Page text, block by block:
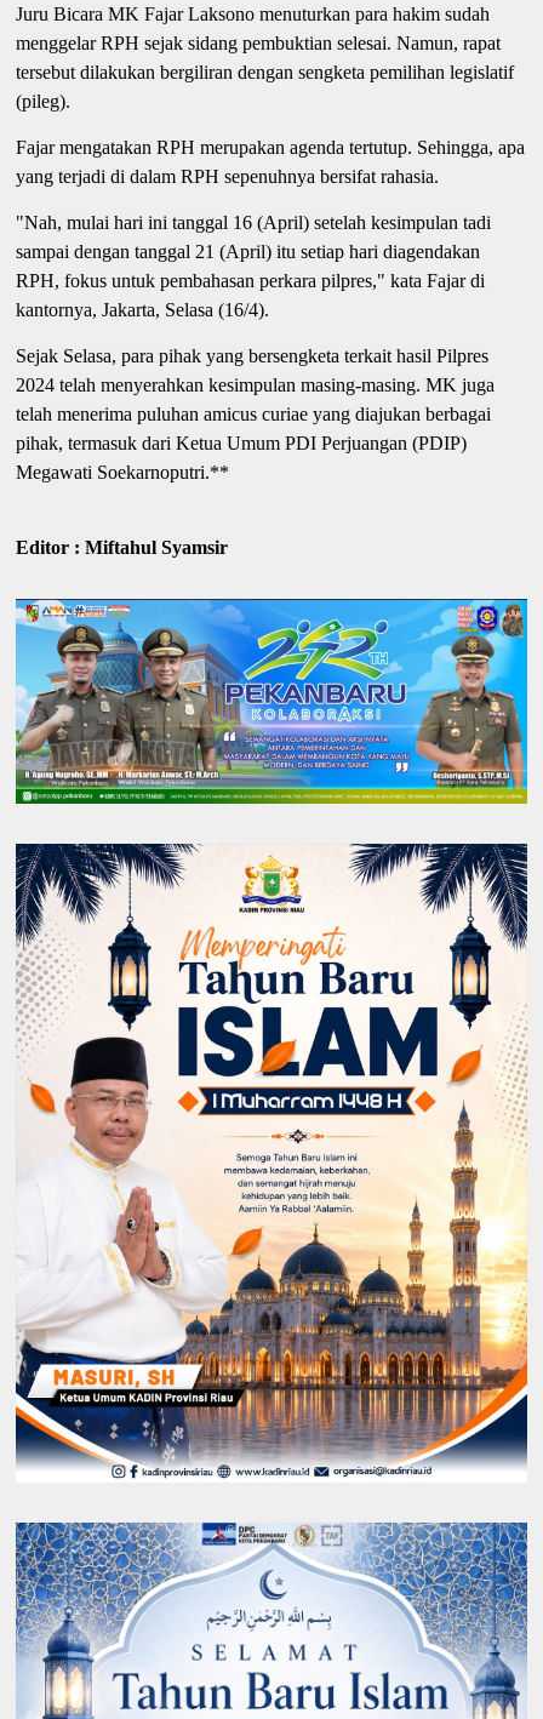
Juru Bicara MK Fajar Laksono menuturkan para hakim sudah
menggelar RPH sejak sidang pembuktian selesai. Namun, rapat
tersebut dilakukan bergiliran dengan sengketa pemilihan legislatif
(pileg).
Fajar mengatakan RPH merupakan agenda tertutup. Sehingga, apa
yang terjadi di dalam RPH sepenuhnya bersifat rahasia.
"Nah, mulai hari ini tanggal 16 (April) setelah kesimpulan tadi
sampai dengan tanggal 21 (April) itu setiap hari diagendakan
RPH, fokus untuk pembahasan perkara pilpres," kata Fajar di
kantornya, Jakarta, Selasa (16/4).
Sejak Selasa, para pihak yang bersengketa terkait hasil Pilpres
2024 telah menyerahkan kesimpulan masing-masing. MK juga
telah menerima puluhan amicus curiae yang diajukan berbagai
pihak, termasuk dari Ketua Umum PDI Perjuangan (PDIP)
Megawati Soekarnoputri.**
Editor : Miftahul Syamsir